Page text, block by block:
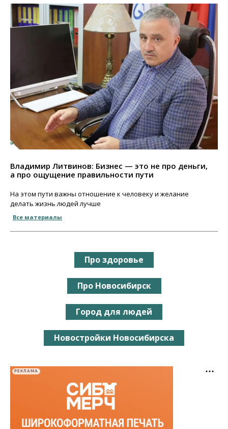
Владимир Литвинов: Бизнес — это не про деньги,
а про ощущение правильности пути
На этом пути важны отношение к человеку и желание
делать жизнь людей лучше
Все материалы
Про здоровье
Про Новосибирск
Город для людей
Новостройки Новосибирска
РЕКЛАМА